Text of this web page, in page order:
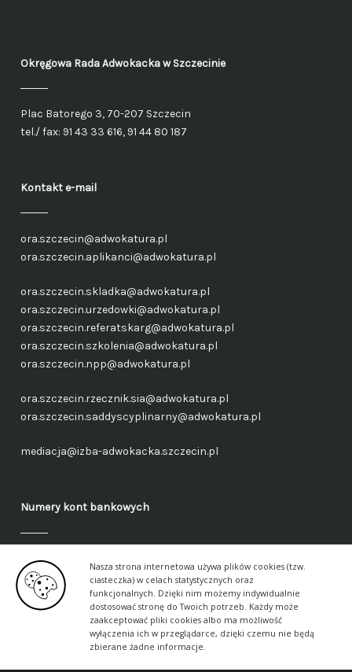
Nasza strona internetowa używa plików cookies (tzw.
ciasteczka) w celach statystycznych oraz
funkcjonalnych. Dzięki nim możemy indywidualnie
dostosować stronę do Twoich potrzeb. Każdy może
zaakceptować pliki cookies albo ma możliwość
wyłączenia ich w przeglądarce, dzięki czemu nie będą
zbierane żadne informacje.
Okręgowa Rada Adwokackaw Szczecinie
Plac Batorego 3, 70-207 Szczecin
tel./ fax: 91 43 33 616, 91 44 80 187
Kontakt e-mail
ora.szczecin@adwokatura.pl
ora.szczecin.aplikanci@adwokatura.pl
ora.szczecin.skladka@adwokatura.pl
ora.szczecin.urzedowki@adwokatura.pl
ora.szczecin.referatskarg@adwokatura.pl
ora.szczecin.szkolenia@adwokatura.pl
ora.szczecin.npp@adwokatura.pl
ora.szczecin.rzecznik.sia@adwokatura.pl
ora.szczecin.saddyscyplinarny@adwokatura.pl
mediacja@izba-adwokacka.szczecin.pl
Numery kont bankowych
Fundusz administracyjny – ogólny
40 1050 1559 1000 0090 3288 6591
Fundusz aplikancki – ogólny
17 1050 1559 1000 0090 3288 6617